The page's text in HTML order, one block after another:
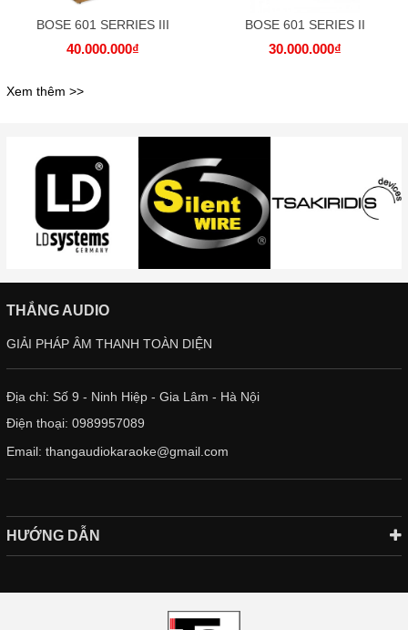
BOSE 601 SERRIES III
40.000.000₫
BOSE 601 SERIES II
30.000.000₫
Xem thêm >>
THẮNG AUDIO
GIẢI PHÁP ÂM THANH TOÀN DIỆN
Địa chỉ: Số 9 - Ninh Hiệp - Gia Lâm - Hà Nội
Điện thoại: 0989957089
Email: thangaudiokaraoke@gmail.com
HƯỚNG DẪN